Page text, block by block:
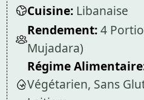
Cuisine: Libanaise
Rendement:4
Mujadara)
Régime
Végétarien, Sans